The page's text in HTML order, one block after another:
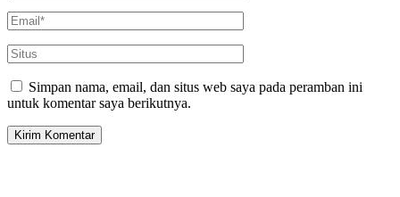
Simpan nama, email, dan situs web saya pada peramban ini
untuk komentar saya berikutnya.